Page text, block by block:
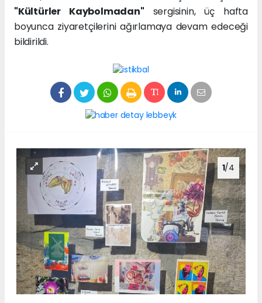
"Kültürler Kaybolmadan" sergisinin, üç hafta
boyunca ziyaretçilerini ağırlamaya devam edeceği
bildirildi.
1/4